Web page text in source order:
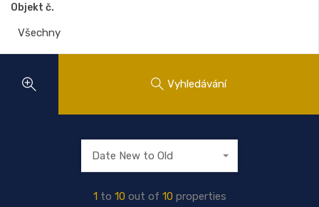
Objekt č.
Vyhledávání
1 to 10 out of 10 properties
Date New to Old